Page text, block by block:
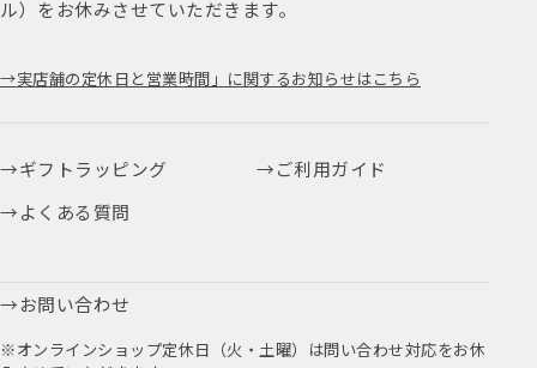
ル）をお休みさせていただきます。
実店舗の定休日と営業時間」に関するお知らせはこちら
ギフトラッピング
ご利用ガイド
よくある質問
お問い合わせ
※オンラインショップ定休日（火・土曜）は問い合わせ対応をお休